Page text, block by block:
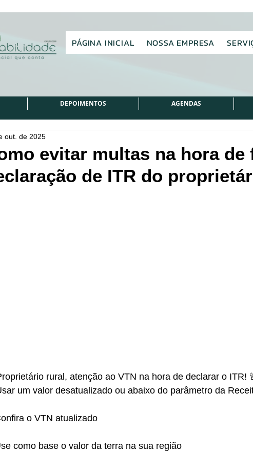
PÁGINA INICIAL NOSSA EMPRESA
DEPOIMENTOS AGENDAS
evitar multas na hora de
de ITR do
out. de 2025
rural, atenção ao VTN na hora de declarar o ITR!
um valor desatualizado ou abaixo do parâmetro da
o VTN atualizado
como base o valor da terra na sua região